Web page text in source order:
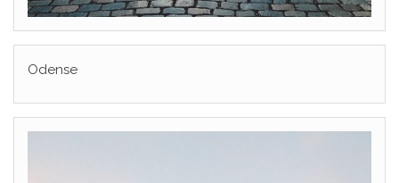
Odense